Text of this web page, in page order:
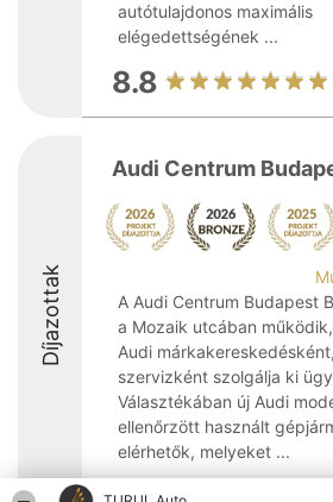
autótulajdonos maximális
elégedettségének ...
8.8
Díjazottak
Audi Centrum
A Audi Centrum Budapest
a Mozaik utcában
Audi
szervizként szolgálja ki
Választékában új Audi
ellenőrzött használt
elérhetők, melyeket ...